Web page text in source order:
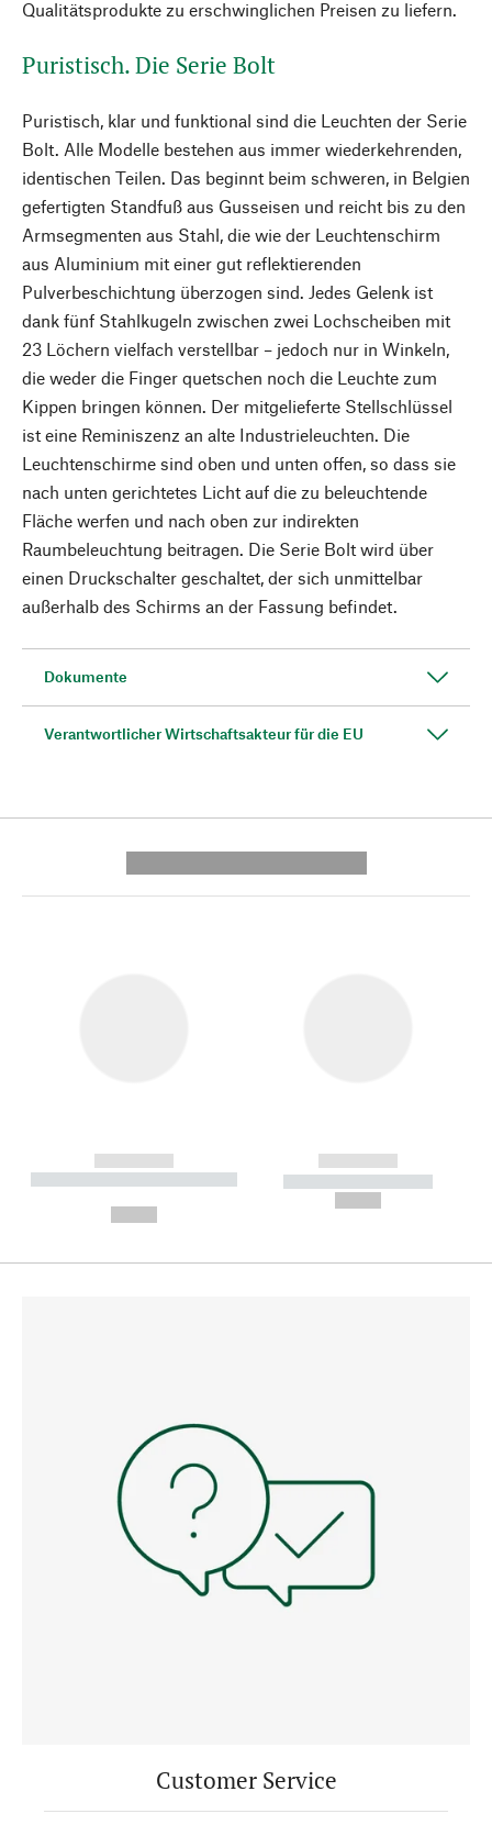
Qualitätsprodukte zu erschwinglichen Preisen zu liefern.
Puristisch. Die Serie Bolt
Puristisch, klar und funktional sind die Leuchten der Serie
Bolt. Alle Modelle bestehen aus immer wiederkehrenden,
identischen Teilen. Das beginnt beim schweren, in Belgien
gefertigten Standfuß aus Gusseisen und reicht bis zu den
Armsegmenten aus Stahl, die wie der Leuchtenschirm
aus Aluminium mit einer gut reflektierenden
Pulverbeschichtung überzogen sind. Jedes Gelenk ist
dank fünf Stahlkugeln zwischen zwei Lochscheiben mit
23 Löchern vielfach verstellbar – jedoch nur in Winkeln,
die weder die Finger quetschen noch die Leuchte zum
Kippen bringen können. Der mitgelieferte Stellschlüssel
ist eine Reminiszenz an alte Industrieleuchten. Die
Leuchtenschirme sind oben und unten offen, so dass sie
nach unten gerichtetes Licht auf die zu beleuchtende
Fläche werfen und nach oben zur indirekten
Raumbeleuchtung beitragen. Die Serie Bolt wird über
einen Druckschalter geschaltet, der sich unmittelbar
außerhalb des Schirms an der Fassung befindet.
Dokumente
Verantwortlicher Wirtschaftsakteur für die EU
------------
----------- ----------- --------
------------
----------- -----------
Customer Service